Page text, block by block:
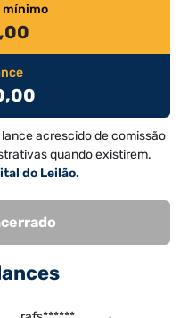
mínimo
acrescido de comissão
quando existirem.
do Leilão.